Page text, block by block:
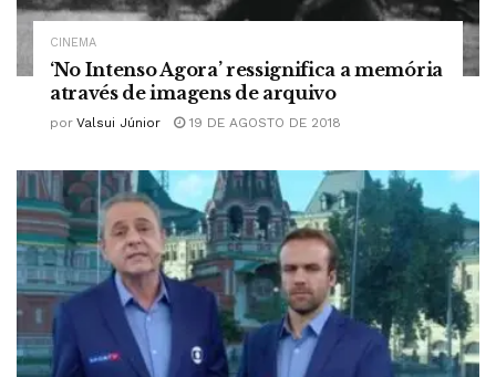
CINEMA
‘No Intenso Agora’ ressignifica a memória
através de imagens de arquivo
por Valsui Júnior 19 DE AGOSTO DE 2018